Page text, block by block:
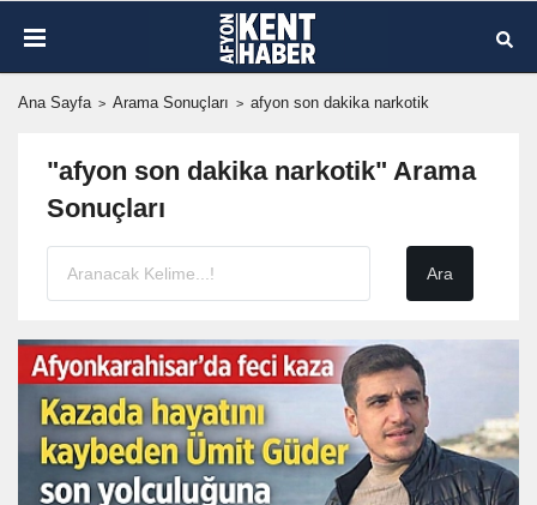
Ana Sayfa Arama Sonuçları afyon son dakika narkotik
"afyon son dakika narkotik" Arama
Sonuçları